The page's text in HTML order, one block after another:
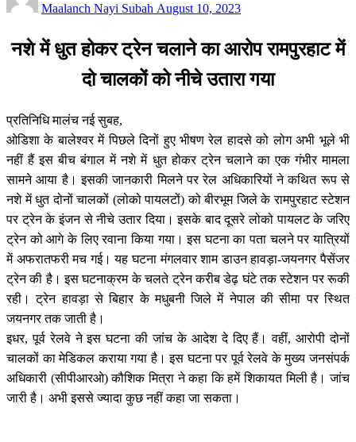
Maalanch Nayi Subah on
August 10, 2023
नशे में धुत होकर ट्रेन चलाने का आरोप रामपुरहाट में
दो चालकों को नीचे उतारा गया
प्रतिनिधि मालंच नई सुबह,
ओडिशा के बालेश्वर में पिछले दिनों हुए भीषण रेल हादसे को लोग अभी भूले भी
नहीं हैं इस बीच बंगाल में नशे में धुत होकर ट्रेन चलाने का एक गंभीर मामला
सामने आया है। इसकी जानकारी मिलने पर रेल अधिकारियों ने कथित रूप से
नशे में धुत दोनों चालकों (लोको पायलटों) को बीरभूम जिले के रामपुरहाट स्टेशन
पर ट्रेन के इंजन से नीचे उतार दिया। इसके बाद दूसरे लोको पायलट के जरिए
ट्रेन को आगे के लिए रवाना किया गया। इस घटना का पता चलने पर यात्रियों
में अफरातफरी मच गई। यह घटना मंगलवार शाम डाउन हावड़ा-जयनगर पैसेंजर
ट्रेन की है। इस घटनाक्रम के चलते ट्रेन करीब डेढ़ घंटे तक स्टेशन पर रूकी
रही। ट्रेन हावड़ा से बिहार के मधुबनी जिले में नेपाल की सीमा पर स्थित
जयनगर तक जाती है।
इधर, पूर्व रेलवे ने इस घटना की जांच के आदेश दे दिए हैं। वहीं, आरोपी दोनों
चालकों का मेडिकल कराया गया है। इस घटना पर पूर्व रेलवे के मुख्य जनसंपर्क
अधिकारी (सीपीआरओ) कौशिक मित्रा ने कहा कि हमें शिकायत मिली है। जांच
जारी है। अभी इससे ज्यादा कुछ नहीं कहा जा सकता।